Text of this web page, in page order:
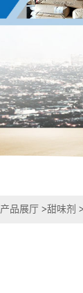
产品展厅 >甜味剂 >